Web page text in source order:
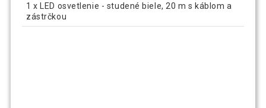
1 x LED osvetlenie - studené biele, 20 m s káblom a
zástrčkou